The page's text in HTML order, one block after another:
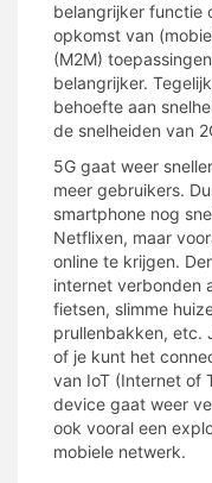
belangrijker functie
opkomst van
(M2M)
belangrijker.
behoefte aan
de snelheiden van
5G gaat weer
meer gebruikers.
smartphone nog
Netflixen, maar
online te krijgen.
internet verbonden
fietsen, slimme
prullenbakken, etc.
of je kunt het
van IoT (Internet of
device gaat weer
ook vooral een
mobiele netwerk.